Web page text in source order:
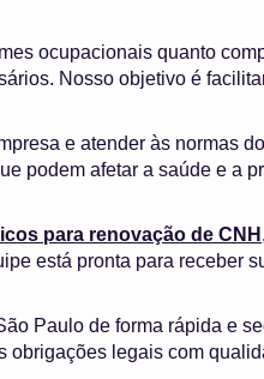
ocupacionais quanto
Nosso objetivo é
e atender às normas
podem afetar a saúde e a
para renovação de CNH
está pronta para receber
Paulo de forma rápida e
obrigações legais com